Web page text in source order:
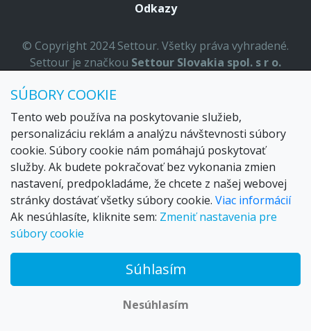
Odkazy
© Copyright 2024 Settour. Všetky práva vyhradené.
Settour je značkou Settour Slovakia spol. s r o.
Email:
Telefón: 02 529 279 17, 529 328 68-9
IČO : 36179825
ID-DPH:SK2020057314
OR SRBratislava I. odd.: Sro, vložka: 29873/V
SÚBORY COOKIE
Tento web používa na poskytovanie služieb,
personalizáciu reklám a analýzu návštevnosti súbory
cookie. Súbory cookie nám pomáhajú poskytovať
služby. Ak budete pokračovať bez vykonania zmien
nastavení, predpokladáme, že chcete z našej webovej
stránky dostávať všetky súbory cookie. Viac informácií
Ak nesúhlasíte, kliknite sem: Zmeniť nastavenia pre
súbory cookie
Súhlasím
Nesúhlasím